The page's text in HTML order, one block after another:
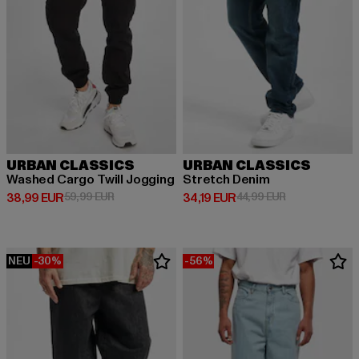
URBAN CLASSICS
Washed Cargo Twill Jogging
38,99 EUR
Derzeitiger Preis: 38,99 EUR
59,99 EURAktionspreis: 59,99 EUR
URBAN CLASSICS
Stretch Denim
34,19 EUR
Derzeitiger Preis: 34,19 EUR
44,99 EURAktionspreis:
NEU -30% -56%